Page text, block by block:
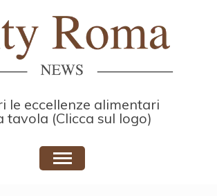
le eccellenze alimentari
tavola (Clicca sul logo)